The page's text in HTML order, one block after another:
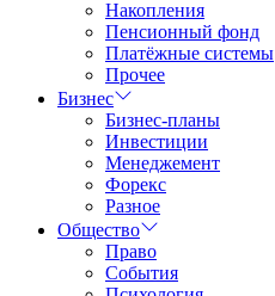
Накопления
Пенсионный фонд
Платёжные системы
Прочее
Бизнес
Бизнес-планы
Инвестиции
Менеджемент
Форекс
Разное
Общество
Право
События